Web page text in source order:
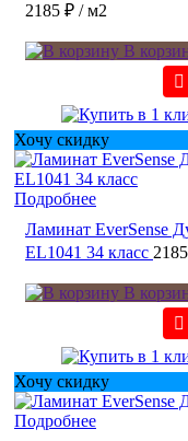
2185 ₽ / м2
В
Хочу скидку
Подробнее
Ламинат EverSense
EL1041 34 класс
В
Хочу скидку
Подробнее